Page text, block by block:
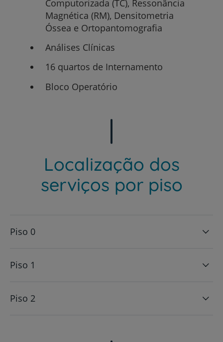
Computorizada (TC), Ressonância
Magnética (RM), Densitometria
Óssea e Ortopantomografia
Análises Clínicas
16 quartos de Internamento
Bloco Operatório
Localização dos
serviços por piso
Piso 0
Piso 1
Piso 2